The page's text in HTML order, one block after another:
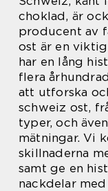
choklad, är
producent av
ost är en
har en lång
flera
att utforska
schweiz ost,
typer, och
mätningar. Vi
skillnaderna
samt ge en
nackdelar